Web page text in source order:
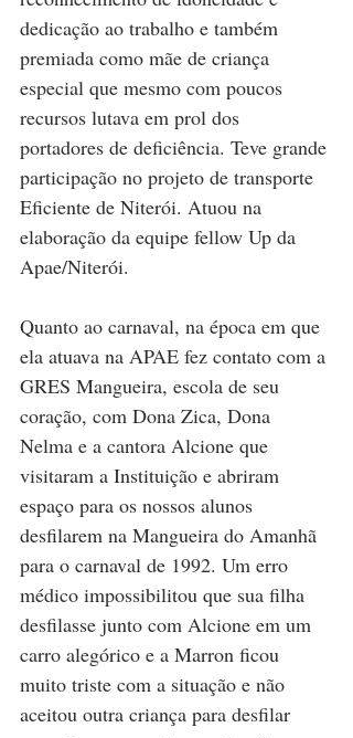
dedicação ao trabalho e também
premiada como mãe de criança
especial que mesmo com poucos
recursos lutava em prol dos
portadores de deficiência. Teve grande
participação no projeto de transporte
Eficiente de Niterói. Atuou na
elaboração da equipe fellow Up da
Apae/Niterói.
Quanto ao carnaval, na época em que
ela atuava na APAE fez contato com a
GRES Mangueira, escola de seu
coração, com Dona Zica, Dona
Nelma e a cantora Alcione que
visitaram a Instituição e abriram
espaço para os nossos alunos
desfilarem na Mangueira do Amanhã
para o carnaval de 1992. Um erro
médico impossibilitou que sua filha
desfilasse junto com Alcione em um
carro alegórico e a Marron ficou
muito triste com a situação e não
aceitou outra criança para desfilar